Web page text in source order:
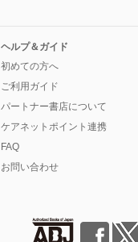
ヘルプ＆ガイド
初めての方へ
ご利用ガイド
パートナー書店について
ケアネットポイント連携
FAQ
お問い合わせ